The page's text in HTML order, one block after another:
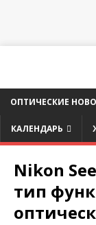
ОПТИЧЕСКИЕ
КАЛЕНДАРЬ
Nikon
тип